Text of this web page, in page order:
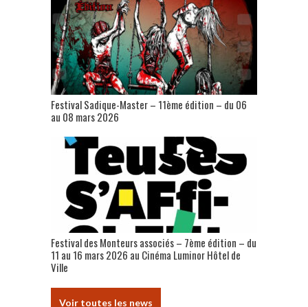
Festival Sadique-Master – 11ème édition – du 06
au 08 mars 2026
Festival des Monteurs associés – 7ème édition – du
11 au 16 mars 2026 au Cinéma Luminor Hôtel de
Ville
Voir toutes les news